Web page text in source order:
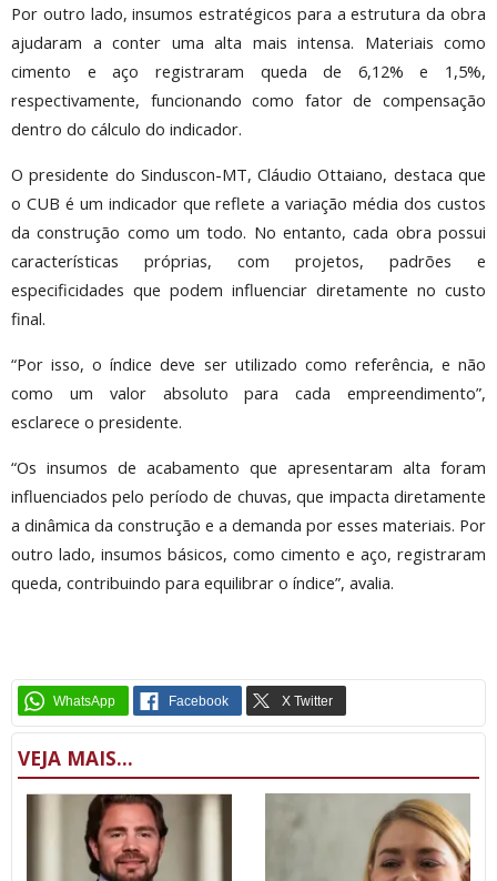
Por outro lado, insumos estratégicos para a estrutura da obra
ajudaram a conter uma alta mais intensa. Materiais como
cimento e aço registraram queda de 6,12% e 1,5%,
respectivamente, funcionando como fator de compensação
dentro do cálculo do indicador.
O presidente do Sinduscon-MT, Cláudio Ottaiano, destaca que
o CUB é um indicador que reflete a variação média dos custos
da construção como um todo. No entanto, cada obra possui
características próprias, com projetos, padrões e
especificidades que podem influenciar diretamente no custo
final.
“Por isso, o índice deve ser utilizado como referência, e não
como um valor absoluto para cada empreendimento”,
esclarece o presidente.
“Os insumos de acabamento que apresentaram alta foram
influenciados pelo período de chuvas, que impacta diretamente
a dinâmica da construção e a demanda por esses materiais. Por
outro lado, insumos básicos, como cimento e aço, registraram
queda, contribuindo para equilibrar o índice”, avalia.
VEJA MAIS...